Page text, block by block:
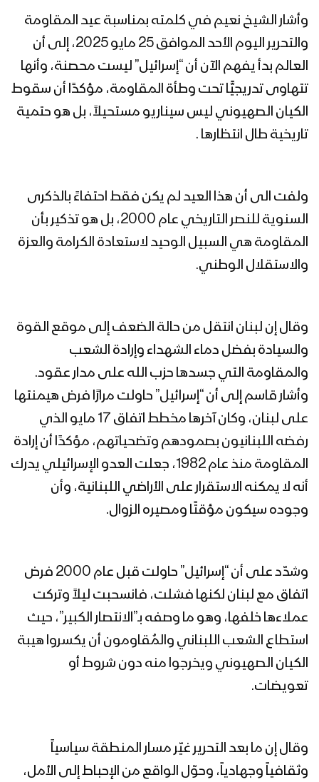
وأشار الشيخ نعيم في كلمته بمناسبة عيد المقاومة
والتحرير اليوم الأحد الموافق 25 مايو 2025، إلى أن
العالم بدأ يفهم الآن أن “إسرائيل” ليست محصنة، وأنها
تتهاوى تدريجيًّا تحت وطأة المقاومة، مؤكدًا أن سقوط
الكيان الصهيوني ليس سيناريو مستحيلاً، بل هو حتمية
تاريخية طال انتظارها .
ولفت الى أن هذا العيد لم يكن فقط احتفاءً بالذكرى
السنوية للنصر التاريخي عام 2000، بل هو تذكير بأن
المقاومة هي السبيل الوحيد لاستعادة الكرامة والعزة
والاستقلال الوطني.
وقال إن لبنان انتقل من حالة الضعف إلى موقع القوة
والسيادة بفضل دماء الشهداء وإرادة الشعب
والمقاومة التي جسدها حزب الله على مدار عقود.
وأشار قاسم إلى أن “إسرائيل” حاولت مرارًا فرض هيمنتها
على لبنان، وكان آخرها مخطط اتفاق 17 مايو الذي
رفضه اللبنانيون بصمودهم وتضحياتهم، مؤكدًا أن إرادة
المقاومة منذ عام 1982، جعلت العدو الإسرائيلي يدرك
أنه لا يمكنه الاستقرار على الأراضي اللبنانية، وأن
وجوده سيكون مؤقتًا ومصيره الزوال.
وشدّد على أن “إسرائيل” حاولت قبل عام 2000 فرض
اتفاق مع لبنان لكنها فشلت، فانسحبت ليلاً وتركت
عملاءها خلفها، وهو ما وصفه بـ”الانتصار الكبير”، حيث
استطاع الشعب اللبناني والمُقاومون أن يكسروا هيبة
الكيان الصهيوني ويخرجوا منه دون شروط أو
تعويضات.
وقال إن ما بعد التحرير غيّر مسار المنطقة سياسياً
وثقافياً وجهادياً، وحوّل الواقع من الإحباط إلى الأمل،